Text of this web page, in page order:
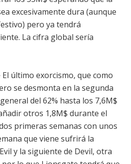
excesivamente dura (aunque
pero ya tendrá
La cifra global sería
El último exorcismo, que como
se desmonta en la segunda
del 62% hasta los 7,6M$
otros 1,8M$ durante el
primeras semanas con unos
que viene sufrirá la
y la siguiente de Devil, otra